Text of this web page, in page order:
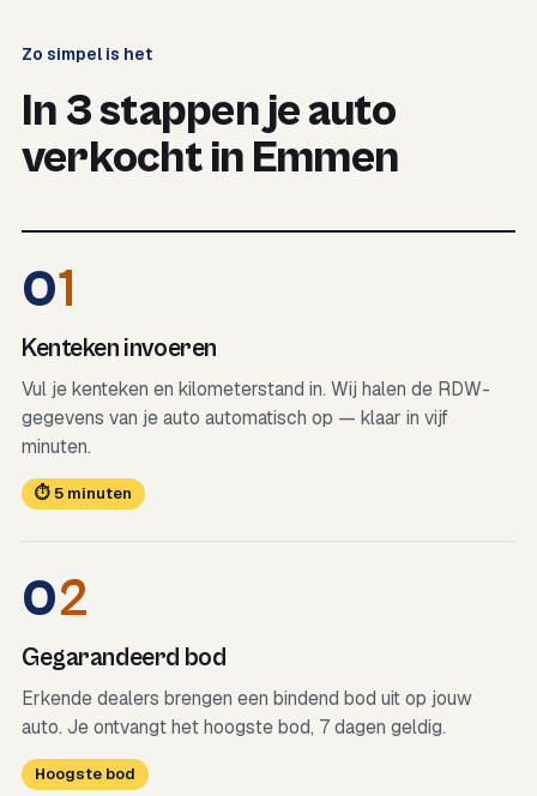
Zo simpel is het
In 3 stappen je auto
verkocht in Emmen
01
Kenteken invoeren
Vul je kenteken en kilometerstand in. Wij halen de RDW-
gegevens van je auto automatisch op — klaar in vijf
minuten.
⏱ 5 minuten
02
Gegarandeerd bod
Erkende dealers brengen een bindend bod uit op jouw
auto. Je ontvangt het hoogste bod, 7 dagen geldig.
Hoogste bod